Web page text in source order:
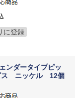
に登録
ンダータイプピッ
ス ニッケル 12個